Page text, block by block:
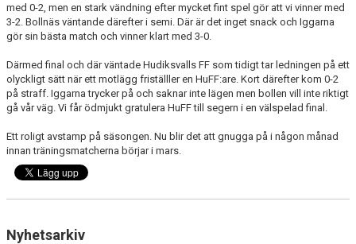
med 0-2, men en stark vändning efter mycket fint spel gör att vi vinner med
3-2. Bollnäs väntande därefter i semi. Där är det inget snack och Iggarna
gör sin bästa match och vinner klart med 3-0.
Därmed final och där väntade Hudiksvalls FF som tidigt tar ledningen på ett
olyckligt sätt när ett motlägg friställler en HuFF:are. Kort därefter kom 0-2
på straff. Iggarna trycker på och saknar inte lägen men bollen vill inte riktigt
gå vår väg. Vi får ödmjukt gratulera HuFF till segern i en välspelad final.
Ett roligt avstamp på säsongen. Nu blir det att gnugga på i någon månad
innan träningsmatcherna börjar i mars.
Nyhetsarkiv